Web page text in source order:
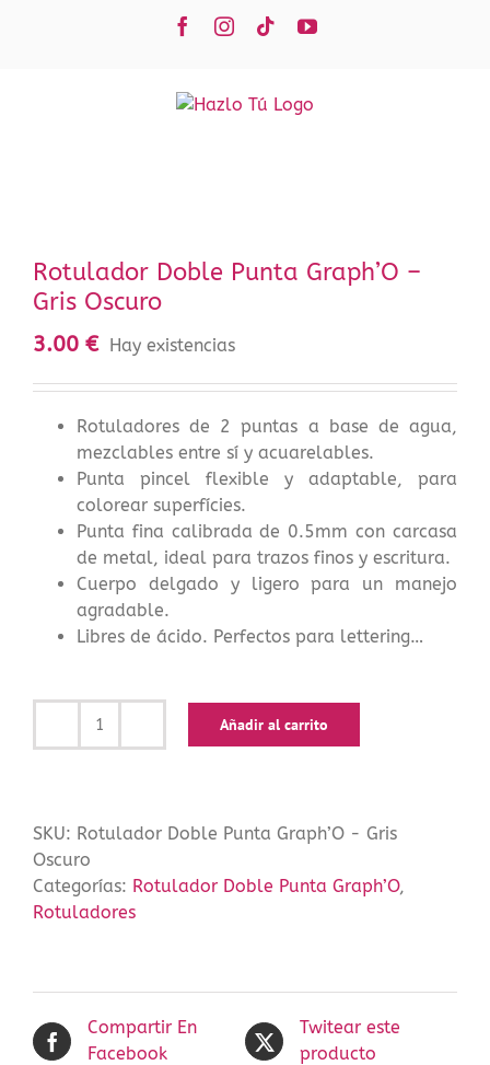
FacebookInstagram
TiktokYouTube
Rotulador Doble Punta Graph’O –
Gris Oscuro
3.00 € Hay existencias
Rotuladores de 2 puntas a base de agua,
mezclables entre sí y acuarelables.
Punta pincel flexible y adaptable, para
colorear superfícies.
Punta fina calibrada de 0.5mm con carcasa
de metal, ideal para trazos finos y escritura.
Cuerpo delgado y ligero para un manejo
agradable.
Libres de ácido. Perfectos para lettering…
Rotulador
-
Oscuro
cantidad
Añadir al carrito
SKU: Rotulador Doble Punta Graph’O - Gris
Oscuro
Categorías: Rotulador Doble Punta Graph’O,
Rotuladores
Compartir En
Facebook
Twitear este
producto